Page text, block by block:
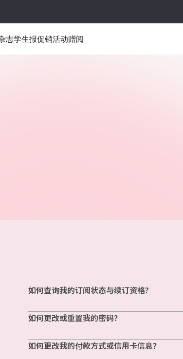
志学生报促销活动赠阅
如何查询我的订阅状态与续订资格?
如何更改或重置我的密码？
如何更改我的付款方式或信用卡信息？